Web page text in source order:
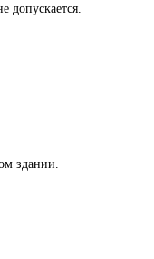
допускается.
здании.